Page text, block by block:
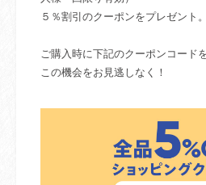
５％割引のクーポンをプレゼント。
ご購入時に下記のクーポンコード
この機会をお見逃しなく！